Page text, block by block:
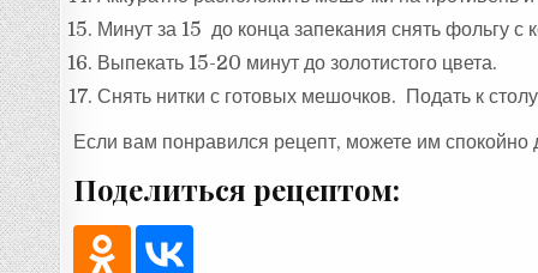
Минут за 15 до конца запекания снять фольгу с
Выпекать 15-20 минут до золотистого цвета.
Снять нитки с готовых мешочков. Подать к
Если вам понравился рецепт, можете им спокойно
Поделиться рецептом: